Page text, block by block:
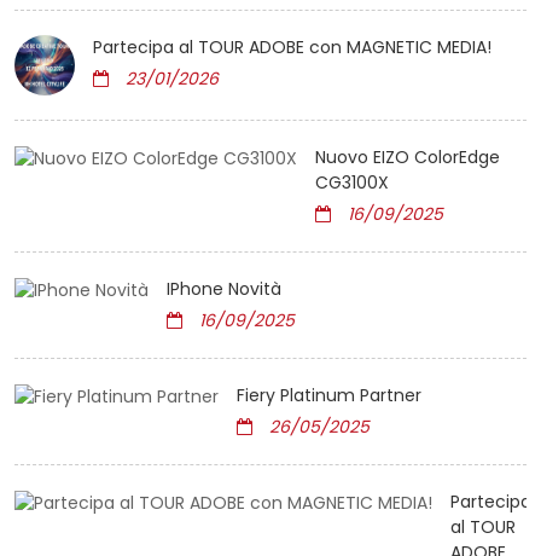
Partecipa al TOUR ADOBE con MAGNETIC MEDIA!
23/01/2026
Nuovo EIZO ColorEdge
CG3100X
16/09/2025
IPhone Novità
16/09/2025
Fiery Platinum Partner
26/05/2025
Partecipa
al TOUR